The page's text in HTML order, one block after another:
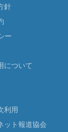
針
ー
について
利用
ット報道協会